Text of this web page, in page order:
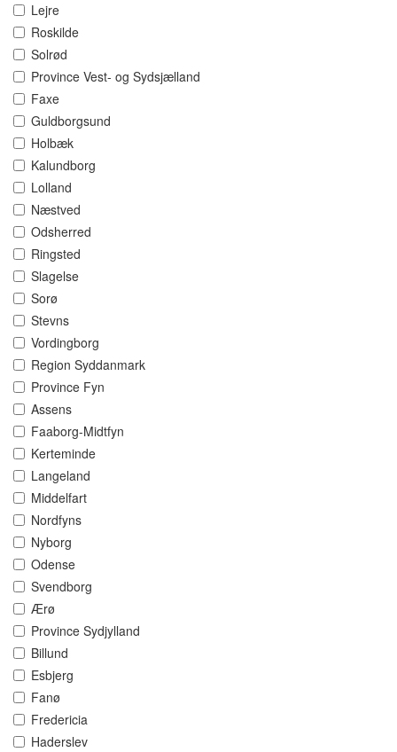
Lejre
Roskilde
Solrød
Province Vest- og Sydsjælland
Faxe
Guldborgsund
Holbæk
Kalundborg
Lolland
Næstved
Odsherred
Ringsted
Slagelse
Sorø
Stevns
Vordingborg
Region Syddanmark
Province Fyn
Assens
Faaborg-Midtfyn
Kerteminde
Langeland
Middelfart
Nordfyns
Nyborg
Odense
Svendborg
Ærø
Province Sydjylland
Billund
Esbjerg
Fanø
Fredericia
Haderslev